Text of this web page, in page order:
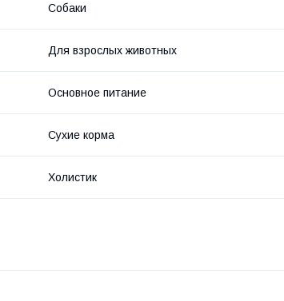
Собаки
Для взрослых животных
Основное питание
Сухие корма
Холистик